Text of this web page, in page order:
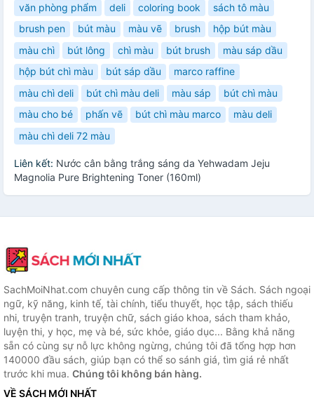
văn phòng phẩm
deli coloring book
sách tô màu
brush pen
bút màu màu vẽ brush
hộp bút màu
màu chì
bút lông chì màu bút brush
màu sáp dầu
hộp bút chì màu
bút sáp dầu
marco raffine
màu chì deli
bút chì màu deli màu sáp
bút chì màu
màu cho bé
phấn vẽ bút chì màu marco
màu deli
màu chì deli 72 màu
Liên kết: Nước cân bằng trắng sáng da Yehwadam Jeju
Magnolia Pure Brightening Toner (160ml)
SachMoiNhat.com chuyên cung cấp thông tin về Sách. Sách ngoại
ngữ, kỹ năng, kinh tế, tài chính, tiểu thuyết, học tập, sách thiếu
nhi, truyện tranh, truyện chữ, sách giáo khoa, sách tham khảo,
luyện thi, y học, mẹ và bé, sức khỏe, giáo dục... Bằng khả năng
sẵn có cùng sự nỗ lực không ngừng, chúng tôi đã tổng hợp hơn
140000 đầu sách, giúp bạn có thể so sánh giá, tìm giá rẻ nhất
trước khi mua. Chúng tôi không bán hàng.
VỀ SÁCH MỚI NHẤT